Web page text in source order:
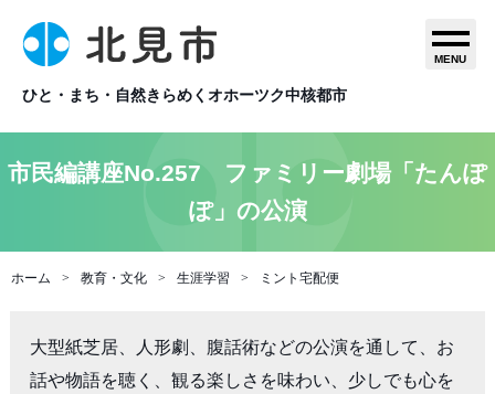
ひと・まち・自然きらめくオホーツク中核都市
MENU
市民編講座No.257 ファミリー劇場「たんぽ
ぽ」の公演
ホーム 教育・文化 生涯学習 ミント宅配便
大型紙芝居、人形劇、腹話術などの公演を通して、お
話や物語を聴く、観る楽しさを味わい、少しでも心を